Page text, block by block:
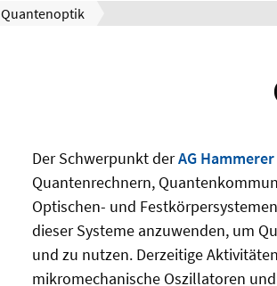
Quantenoptik
Der Schwerpunkt derAG Hammerer
Quantenrechnern,
Optischen- und
dieser Systeme anzuwenden, um
und zu nutzen. Derzeitige
mikromechanische Oszillatoren